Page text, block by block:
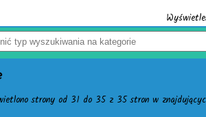
strony od 31 do 35 z 35 stron w